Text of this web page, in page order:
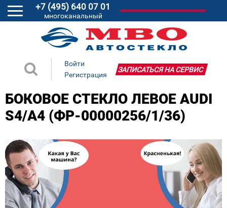
+7 (495) 640 07 01
многоканальный
Войти
Регистрация
ЗАПИСАТЬСЯ НА СЕРВИС
БОКОВОЕ СТЕКЛО ЛЕВОЕ AUDI
S4/A4 (ФР-00000256/1/36)